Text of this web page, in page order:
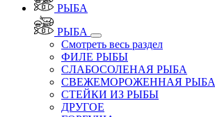
РЫБА
РЫБА
Смотреть весь раздел
ФИЛЕ РЫБЫ
СЛАБОСОЛЕНАЯ РЫБА
СВЕЖЕМОРОЖЕННАЯ РЫБА
СТЕЙКИ ИЗ РЫБЫ
ДРУГОЕ